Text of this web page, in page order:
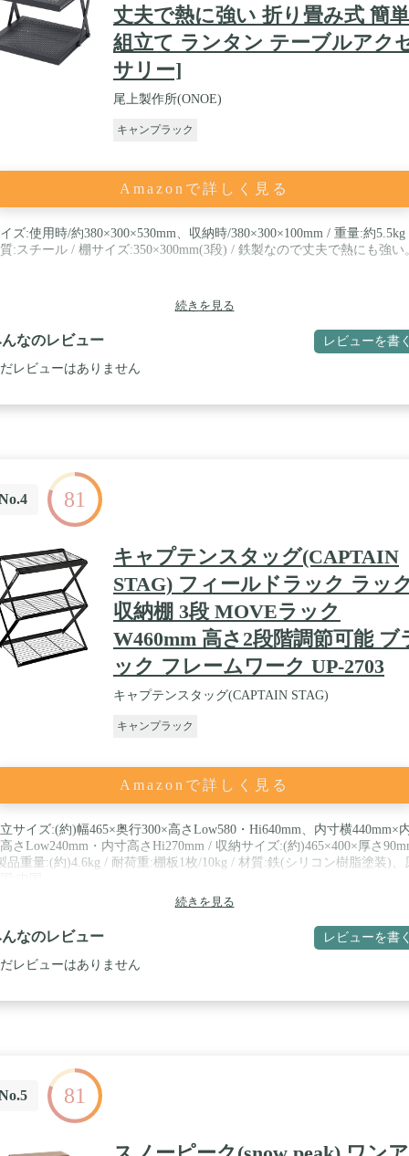
丈夫で熱に強い 折り畳み式 簡単
組立て ランタン テーブルアク
サリー]
尾上製作所(ONOE)
キャンプラック
Amazonで詳しく見る
ズ:使用時/約380×300×530mm、収納時/380×300×100mm / 重量:約5.5kg
:スチール / 棚サイズ:350×300mm(3段) / 鉄製なので丈夫で熱にも強い
続きを見る
なのレビュー レビューを書く
レビューはありません
81
キャプテンスタッグ(CAPTAIN
STAG) フィールドラック ラック
収納棚 3段 MOVEラック
W460mm 高さ2段階調節可能 ブ
ック フレームワーク UP-2703
キャプテンスタッグ(CAPTAIN STAG)
キャンプラック
Amazonで詳しく見る
サイズ:(約)幅465×奥行300×高さLow580・Hi640mm、内寸横440mm×
さLow240mm・内寸高さHi270mm / 収納サイズ:(約)465×400×厚さ
品重量:(約)4.6kg / 耐荷重:棚板1枚/10kg / 材質:鉄(シリコン樹脂塗装)、
続きを見る
なのレビュー レビューを書く
レビューはありません
81